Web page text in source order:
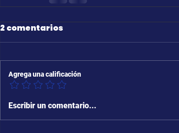
2 comentarios
Agrega una calificación
Escribir un comentario...